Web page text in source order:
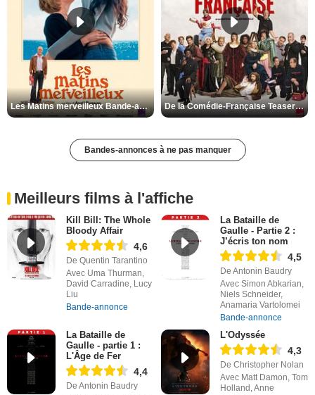
Les Matins merveilleux Bande-annonce VF De la Comédie-Française Teaser VF
Bandes-annonces à ne pas manquer
Meilleurs films à l'affiche
Kill Bill: The Whole
Bloody Affair
4,6
De Quentin Tarantino
Avec Uma Thurman,
David Carradine, Lucy
Liu
Bande-annonce
La Bataille de
Gaulle - Partie 2 :
J’écris ton nom
4,5
De Antonin Baudry
Avec Simon Abkarian,
Niels Schneider,
Anamaria Vartolomei
Bande-annonce
La Bataille de
Gaulle - partie 1 :
L'Âge de Fer
4,4
De Antonin Baudry
L'Odyssée
4,3
De Christopher Nolan
Avec Matt Damon, Tom
Holland, Anne